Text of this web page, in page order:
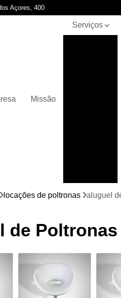
Açores, 400
Missão
Serviços
eventos e
móvel
poltronas
locações de poltronas aluguel
de